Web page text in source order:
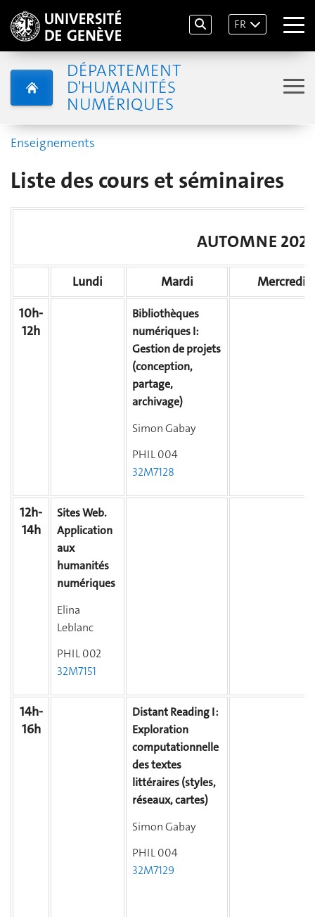
FR
DÉPARTEMENT
D'HUMANITÉS
NUMÉRIQUES
Enseignements
Liste des cours et séminaires
AUTOMNE 2025
Lundi Mardi
Mercredi
10h-
12h
Bibliothèques
numériques I:
Gestion de projets
(conception,
partage,
archivage)
Simon Gabay
PHIL 004
32M7128
12h-
14h
Sites Web.
Application
aux
humanités
numériques
Elina
Leblanc
PHIL 002
32M7151
14h-
16h
Distant Reading I :
Exploration
computationnelle
des textes
littéraires (styles,
réseaux, cartes)
Simon Gabay
PHIL 004
32M7129